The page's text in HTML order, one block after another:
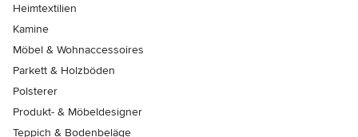
Heimtextilien
Kamine
Möbel & Wohnaccessoires
Parkett & Holzböden
Polsterer
Produkt- & Möbeldesigner
Teppich & Bodenbeläge